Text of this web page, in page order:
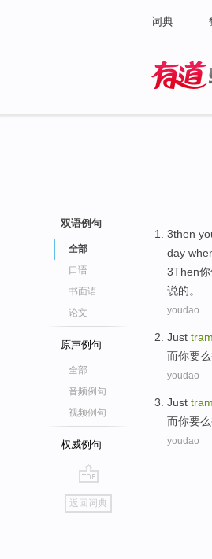
词典
双语例句
全部
口语
书面语
论文
原声例句
全部
音频例句
视频例句
权威例句
go
top
返回词典
3then
day
3Then
说的。
youdao
Just
而你要
youdao
Just
而你要
youdao